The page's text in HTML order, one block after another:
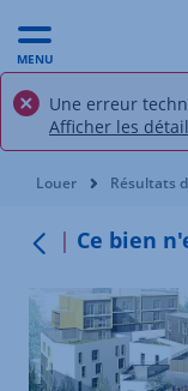
MENU
Une erreur
Afficher les
Vous êtes ici:
Louer Résultats
Ce bien